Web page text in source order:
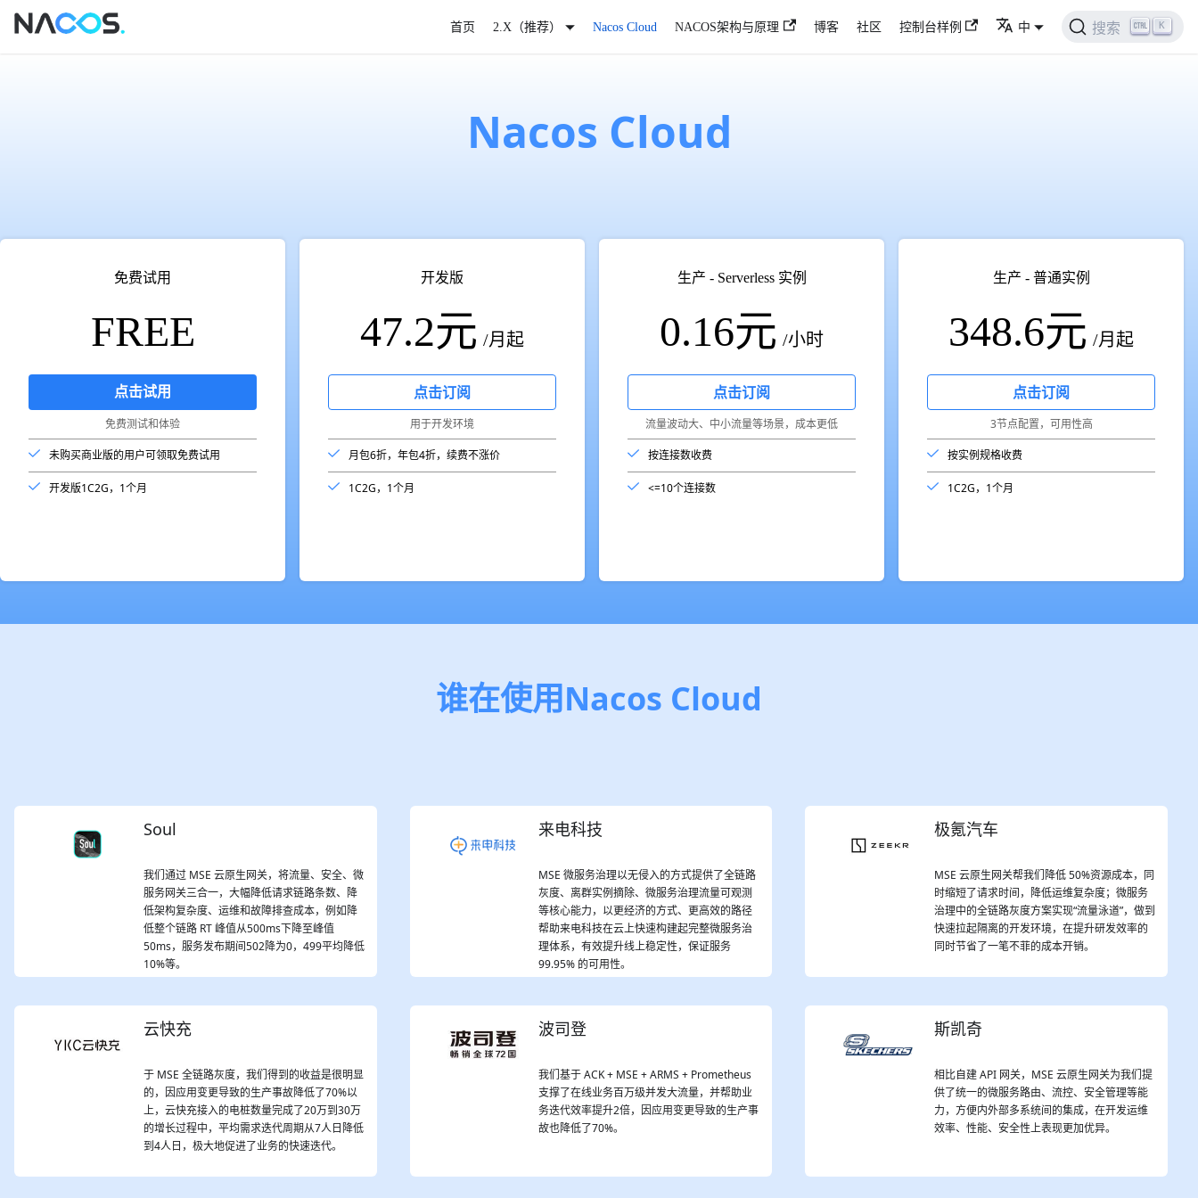
首页 2.X（推荐） Nacos Cloud NACOS架构与原理 博客 社区 控制台样例 中 搜索 K
Nacos Cloud
免费试用
FREE
点击试用
免费测试和体验
未购买商业版的用户可领取免费试用
开发版1C2G，1个月
开发版
47.2元 /月起
点击订阅
用于开发环境
月包6折，年包4折，续费不涨价
1C2G，1个月
生产 - Serverless 实例
0.16元 /小时
点击订阅
流量波动大、中小流量等场景，成本更低
按连接数收费
<=10个连接数
生产 - 普通实例
348.6元 /月起
点击订阅
3节点配置，可用性高
按实例规格收费
1C2G，1个月
谁在使用Nacos Cloud
Soul
我们通过 MSE 云原生网关，将流量、安全、微
服务网关三合一，大幅降低请求链路条数、降
低架构复杂度、运维和故障排查成本，例如降
低整个链路 RT 峰值从500ms下降至峰值
50ms，服务发布期间502降为0，499平均降低
10%等。
来电科技
MSE 微服务治理以无侵入的方式提供了全链路
灰度、离群实例摘除、微服务治理流量可观测
等核心能力，以更经济的方式、更高效的路径
帮助来电科技在云上快速构建起完整微服务治
理体系，有效提升线上稳定性，保证服务
99.95% 的可用性。
极氪汽车
MSE 云原生网关帮我们降低 50%资源成本，同
时缩短了请求时间，降低运维复杂度；微服务
治理中的全链路灰度方案实现“流量泳道”，做到
快速拉起隔离的开发环境，在提升研发效率的
同时节省了一笔不菲的成本开销。
云快充
于 MSE 全链路灰度，我们得到的收益是很明显
的，因应用变更导致的生产事故降低了70%以
上，云快充接入的电桩数量完成了20万到30万
的增长过程中，平均需求迭代周期从7人日降低
到4人日，极大地促进了业务的快速迭代。
波司登
我们基于 ACK + MSE + ARMS + Prometheus
支撑了在线业务百万级并发大流量，并帮助业
务迭代效率提升2倍，因应用变更导致的生产事
故也降低了70%。
斯凯奇
相比自建 API 网关，MSE 云原生网关为我们提
供了统一的微服务路由、流控、安全管理等能
力，方便内外部多系统间的集成，在开发运维
效率、性能、安全性上表现更加优异。